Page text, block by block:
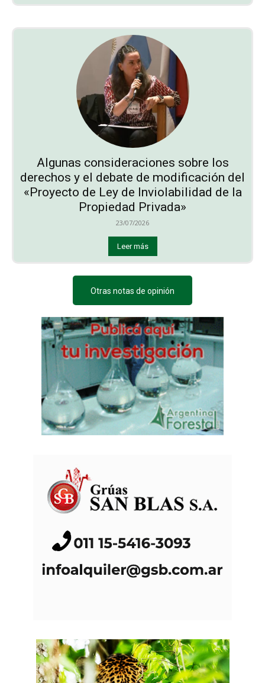
Algunas consideraciones sobre los
derechos y el debate de modificación del
«Proyecto de Ley de Inviolabilidad de la
Propiedad Privada»
23/07/2026
Leer más
Otras notas de opinión